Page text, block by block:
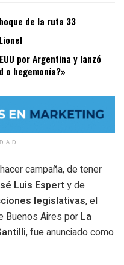
de la ruta 33
por Argentina y lanzó
o hegemonía?»
campaña, de tener
Luis Esperty de
legislativas, el
Buenos Aires por La
, fue anunciado como